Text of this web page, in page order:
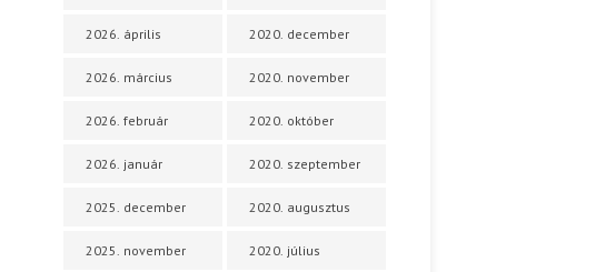
2026. április
2026. március
2026. február
2026. január
2025. december
2025. november
2020. december
2020. november
2020. október
2020. szeptember
2020. augusztus
2020. július